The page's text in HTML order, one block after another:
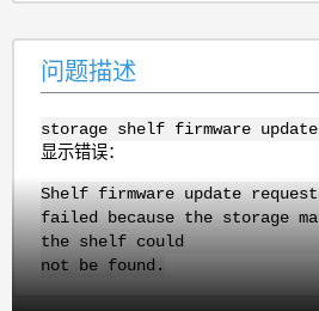
问题描述
storage shelf firmware
显示错误：
Shelf firmware update
failed because the storage
the shelf could
not be found.